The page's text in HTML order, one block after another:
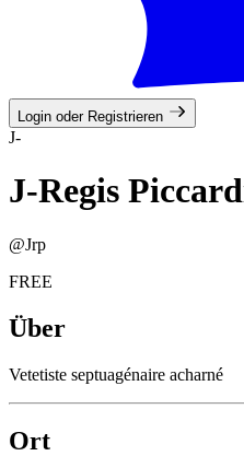
Login oder Registrieren
J-
J-Regis
@Jrp
FREE
Über
Vetetiste septuagénaire acharné
Ort